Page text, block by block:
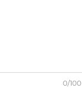
0/100